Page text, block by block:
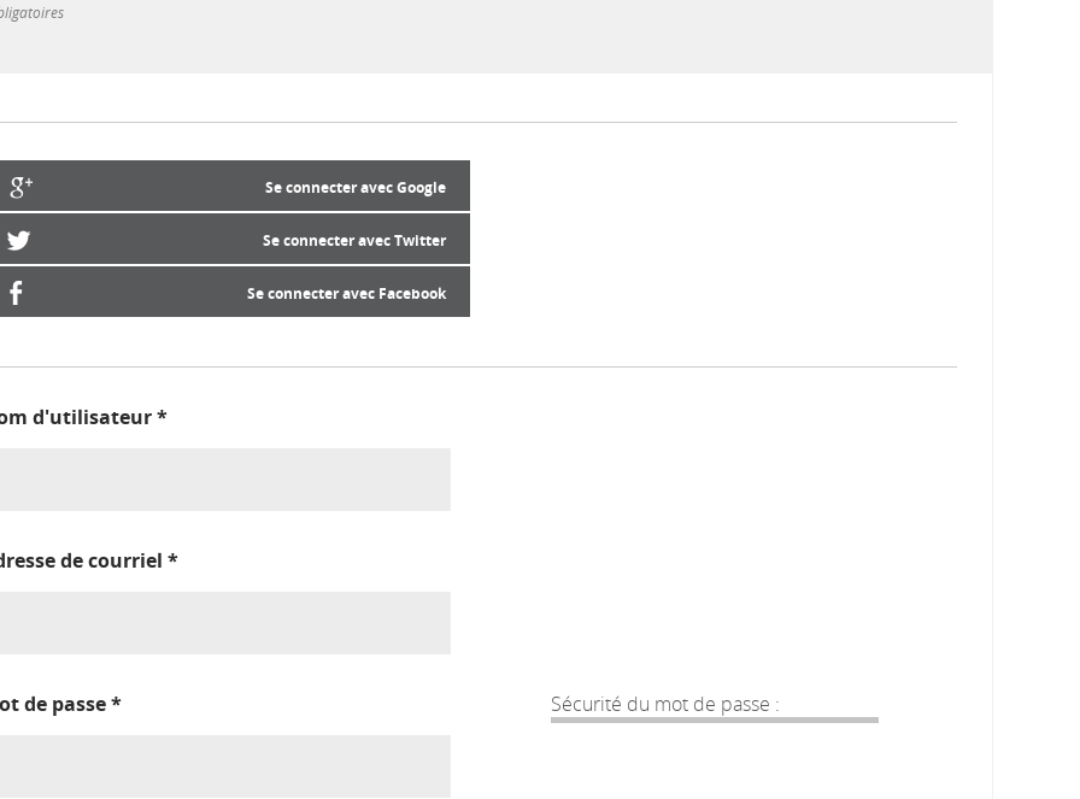
Se connecter avec Google
Se connecter avec Twitter
Se connecter avec Facebook
d'utilisateur*
de courriel *
Sécurité du mot de passe :
de passe*